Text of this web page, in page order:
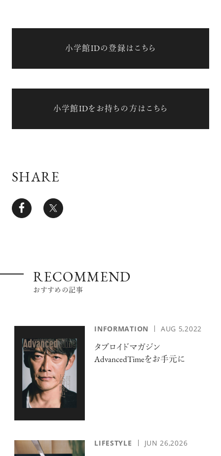
小学館IDの登録はこちら
小学館IDをお持ちの方はこちら
SHARE
RECOMMEND
おすすめの記事
INFORMATION AUG 5,2022
タブロイドマガジン
AdvancedTimeをお手元に
LIFESTYLE JUN 26,2026